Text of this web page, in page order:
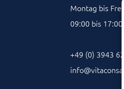
Montag bis
09:00 bis 17:00
+49 (0) 3943